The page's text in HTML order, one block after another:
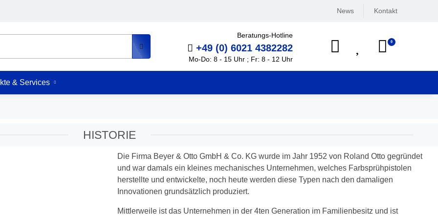
News Kontakt
Beratungs-Hotline
+49 (0) 6021 4382282
Mo-Do: 8 - 15 Uhr ; Fr: 8 - 12 Uhr
0
& Services
HISTORIE
Die Firma Beyer & Otto GmbH & Co. KG wurde im Jahr 1952 von Roland Otto gegründet
und war damals ein kleines mechanisches Unternehmen, welches Farbsprühpistolen
herstellte und entwickelte, noch heute werden diese Typen nach den damaligen
Innovationen grundsätzlich produziert.
Mittlerweile ist das Unternehmen in der 4ten Generation im Familienbesitz und ist